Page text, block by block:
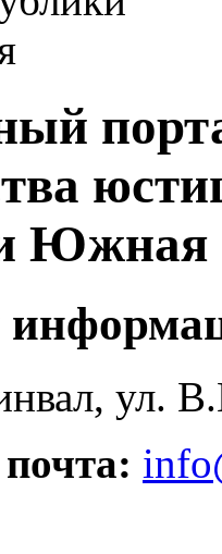
Южная
ул.